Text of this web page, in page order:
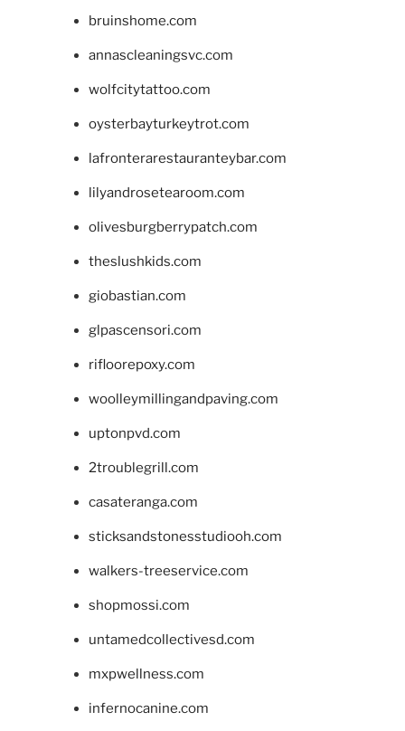
bruinshome.com
annascleaningsvc.com
wolfcitytattoo.com
oysterbayturkeytrot.com
lafronterarestauranteybar.com
lilyandrosetearoom.com
olivesburgberrypatch.com
theslushkids.com
giobastian.com
glpascensori.com
rifloorepoxy.com
woolleymillingandpaving.com
uptonpvd.com
2troublegrill.com
casateranga.com
sticksandstonesstudiooh.com
walkers-treeservice.com
shopmossi.com
untamedcollectivesd.com
mxpwellness.com
infernocanine.com